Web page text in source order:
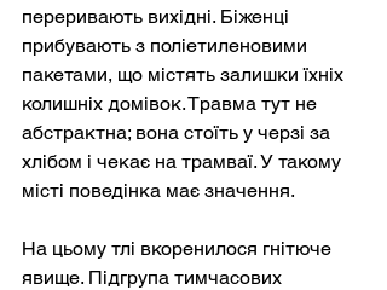
переривають вихідні. Біженці
прибувають з поліетиленовими
пакетами, що містять залишки їхніх
колишніх домівок. Травма тут не
абстрактна; вона стоїть у черзі за
хлібом і чекає на трамваї. У такому
місті поведінка має значення.
На цьому тлі вкоренилося гнітюче
явище. Підгрупа тимчасових